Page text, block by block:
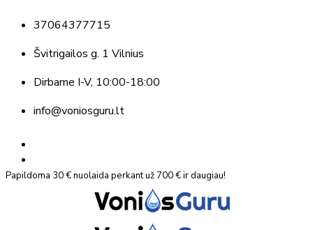
37064377715
Švitrigailos g. 1 Vilnius
Dirbame I-V, 10:00-18:00
info@voniosguru.lt
Papildoma 30 € nuolaida perkant už 700 € ir daugiau!